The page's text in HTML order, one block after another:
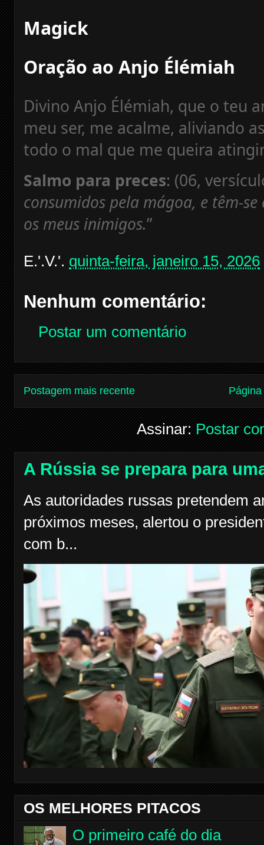
Magick
Oração ao Anjo Élémiah
Divino Anjo Élémiah, que o teu
meu ser, me acalme, aliviando
todo o mal que me queira
Salmo para preces: (06,
consumidos pela mágoa, e têm-
os meus inimigos.”
E.'.V.'. quinta-feira, janeiro 15, 2026
Nenhum comentário:
Postar um comentário
Postagem mais recente
Assinar:Postar
A Rússia se prepara para
As autoridades russas pretendem
próximos meses, alertou o
com b...
OS MELHORES PITACOS
O primeiro café do dia